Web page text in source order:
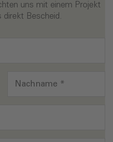
uns mit einem Projekt
direkt Bescheid.
Nachname *